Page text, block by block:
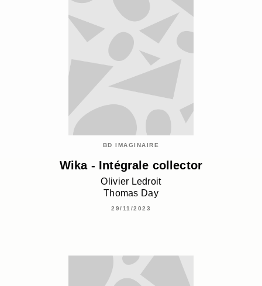
BD IMAGINAIRE
Wika - Intégrale collector
Olivier Ledroit
Thomas Day
29/11/2023